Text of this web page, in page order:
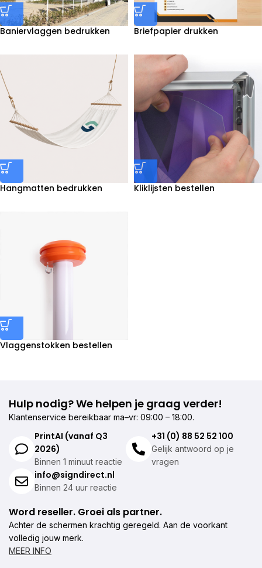
Baniervlaggen bedrukken Briefpapier drukken
Hangmatten bedrukken Kliklijsten bestellen
Vlaggenstokken bestellen
Hulp nodig? We helpen je graag verder!
Klantenservice bereikbaar ma–vr: 09:00 – 18:00.
PrintAI (vanaf Q3
2026)
Binnen 1 minuut reactie
+31 (0) 88 52 52 100
Gelijk antwoord op je
vragen
info@signdirect.nl
Binnen 24 uur reactie
Word reseller. Groei als partner.
Achter de schermen krachtig geregeld. Aan de voorkant
volledig jouw merk.
MEER INFO